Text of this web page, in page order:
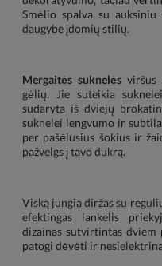
Smėlio spalva su
daugybe įdomių stilių.
Mergaitės suknelėsviršus
gėlių. Jie suteikia
sudaryta iš dviejų
suknelei lengvumo ir
per pašėlusius šokius ir
pažvelgs į tavo dukrą.
Viską jungia diržas su
efektingas lankelis
dizainas sutvirtintas dviem
patogi dėvėti ir